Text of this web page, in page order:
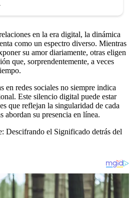
en la era digital, la dinámica
como un espectro diverso. Mientras
su amor diariamente, otras eligen
que, sorprendentemente, a veces
en redes sociales no siempre indica
Este silencio digital puede estar
que reflejan la singularidad de cada
abordan su presencia en línea.
Descifrando el Significado detrás del